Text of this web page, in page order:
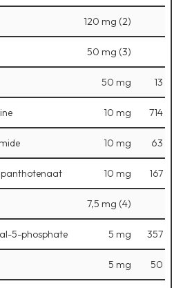
120 mg (2)
50 mg (3)
50 mg 13
10 mg 714
10 mg 63
10 mg 167
7,5 mg (4)
5-phosphate 5 mg 357
5 mg 50